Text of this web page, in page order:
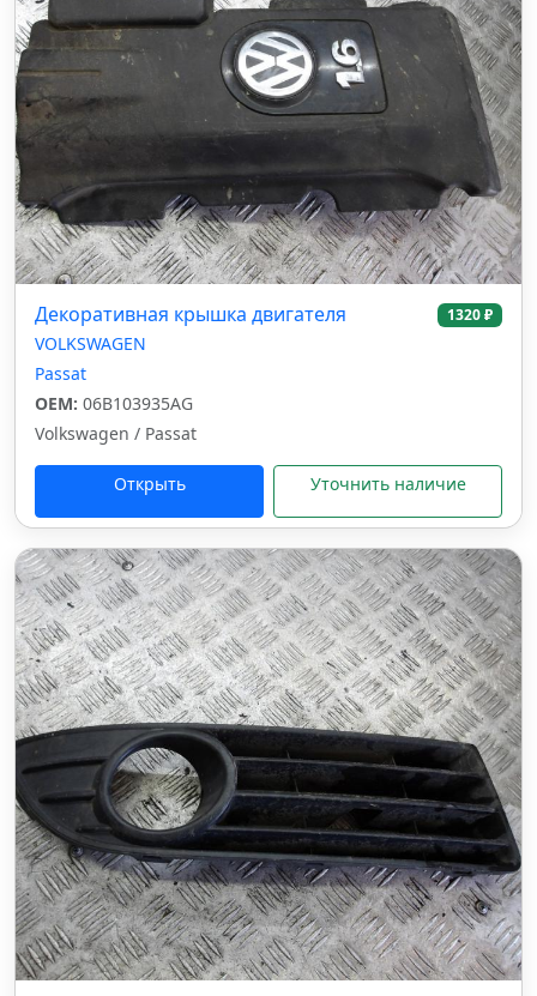
Декоративная крышка двигателя 1320 ₽
VOLKSWAGEN
Passat
OEM: 06B103935AG
Volkswagen / Passat
Открыть Уточнить наличие